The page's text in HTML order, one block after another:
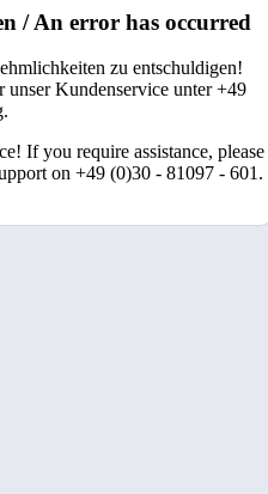
/ An error has occurred
zu entschuldigen!
Kundenservice unter +49
If you require assistance, please
on +49 (0)30 - 81097 - 601.